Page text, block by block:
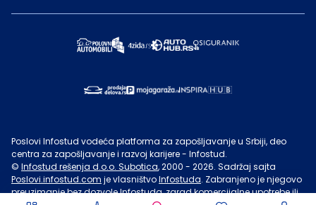
Poslovi Infostud vodeća platforma za zapošljavanje u Srbiji, deo
centra za zapošljavanje i razvoj karijere - Infostud.
© Infostud rešenja d.o.o. Subotica, 2000 - 2026. Sadržaj sajta
Poslovi.infostud.com je vlasništvoInfostuda. Zabranjeno je njegovo
preuzimanje bez dozvoleInfostuda, zarad komercijalne upotrebe ili